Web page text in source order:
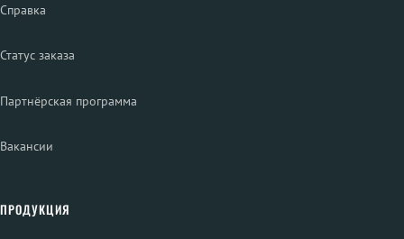
Справка
Статус заказа
Партнёрская программа
Вакансии
ПРОДУКЦИЯ